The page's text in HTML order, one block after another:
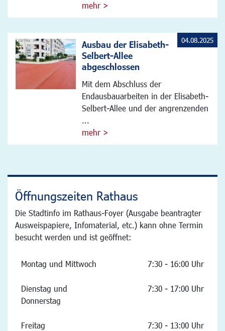
mehr >
Ausbau der Elisabeth-
Selbert-Allee
abgeschlossen
Mit dem Abschluss der
Endausbauarbeiten in der Elisabeth-
Selbert-Allee und der angrenzenden
...
mehr >
04.08.2025
Öffnungszeiten Rathaus
Die Stadtinfo im Rathaus-Foyer (Ausgabe beantragter
Ausweispapiere, Infomaterial, etc.) kann ohne Termin
besucht werden und ist geöffnet:
Montag und Mittwoch 7:30 - 16:00 Uhr
Dienstag und
Donnerstag
7:30 - 17:00 Uhr
Freitag 7:30 - 13:00 Uhr